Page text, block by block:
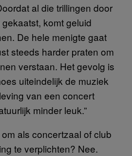
al die trillingen door
komt geluid
De hele menigte gaat
steeds harder praten om
verstaan. Het gevolg is
uiteindelijk de muziek
van een concert
minder leuk.”
als concertzaal of club
te verplichten? Nee.